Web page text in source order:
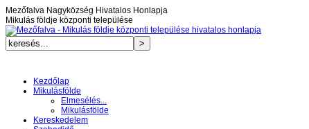
Mezőfalva Nagyközség Hivatalos Honlapja
Mikulás földje központi települése
Kezdőlap
Mikulásfölde
Elmesélés...
Mikulásfölde
Kereskedelem